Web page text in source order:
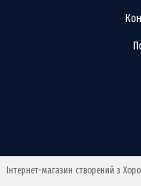
Інтернет-магазин створений з